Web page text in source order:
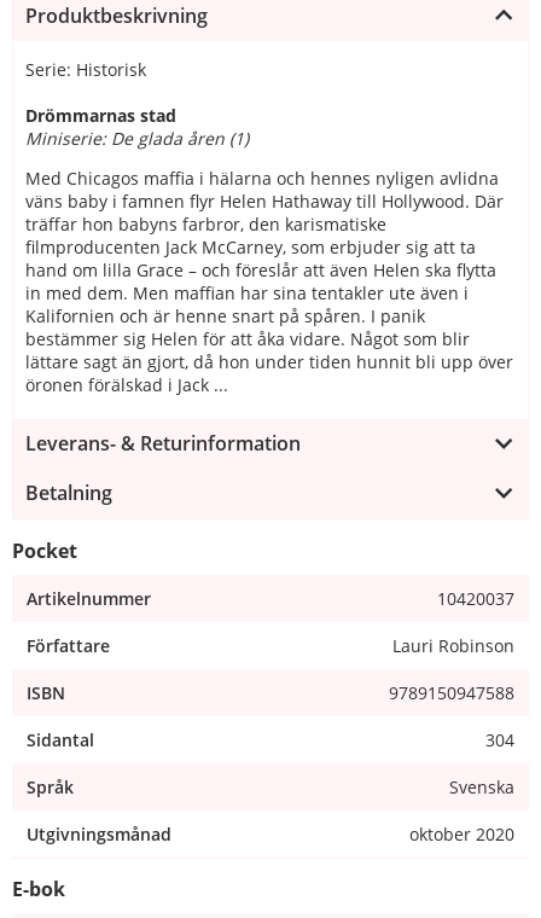
Produktbeskrivning
Serie: Historisk
Drömmarnas stad
Miniserie: De glada åren (1)
Med Chicagos maffia i hälarna och hennes nyligen avlidna
väns baby i famnen flyr Helen Hathaway till Hollywood. Där
träffar hon babyns farbror, den karismatiske
filmproducenten Jack McCarney, som erbjuder sig att ta
hand om lilla Grace – och föreslår att även Helen ska flytta
in med dem. Men maffian har sina tentakler ute även i
Kalifornien och är henne snart på spåren. I panik
bestämmer sig Helen för att åka vidare. Något som blir
lättare sagt än gjort, då hon under tiden hunnit bli upp över
öronen förälskad i Jack ...
Leverans- & Returinformation
Betalning
Pocket
Artikelnummer 10420037
Författare Lauri Robinson
ISBN 9789150947588
Sidantal 304
Språk Svenska
Utgivningsmånad oktober 2020
E-bok